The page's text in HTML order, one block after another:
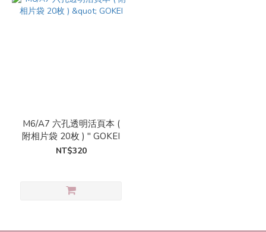
M6/A7 六孔透明活頁本 (
附相片袋 20枚 ) " GOKEI
NT$320